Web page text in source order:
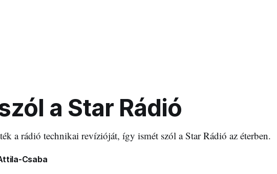
a Star Rádió
a rádió technikai revízióját, így ismét szól a Star Rádió az éterben.
Csaba